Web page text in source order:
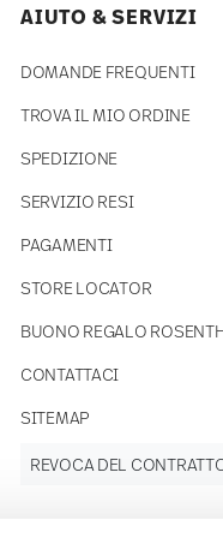
AIUTO & SERVIZI
DOMANDE FREQUENTI
TROVA IL MIO ORDINE
SPEDIZIONE
SERVIZIO RESI
PAGAMENTI
STORE LOCATOR
BUONO REGALO
CONTATTACI
SITEMAP
REVOCA DEL